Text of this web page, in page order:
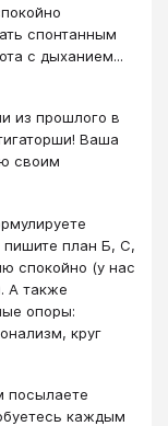
спонтанным
с дыханием...
из прошлого в
Ваша
своим
пишите план Б, С,
спокойно (у нас
А также
опоры:
круг
посылаете
каждым